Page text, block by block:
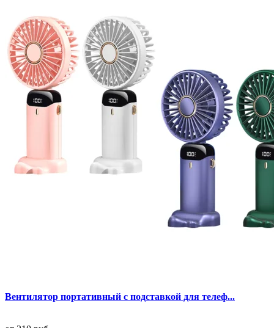
Вентилятор портативный с подставкой для телеф...